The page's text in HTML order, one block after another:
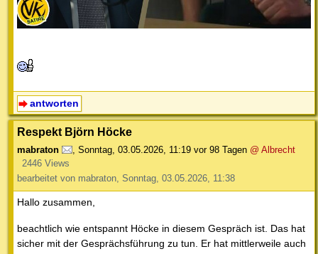
antworten
Respekt Björn Höcke
mabraton , Sonntag, 03.05.2026, 11:19 vor 98 Tagen @ Albrecht
2446 Views
bearbeitet von mabraton, Sonntag, 03.05.2026, 11:38
Hallo zusammen,
beachtlich wie entspannt Höcke in diesem Gespräch ist. Das hat
sicher mit der Gesprächsführung zu tun. Er hat mittlerweile auch